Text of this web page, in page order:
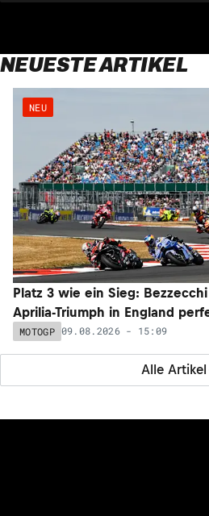
NEUESTE ARTIKEL
Alle Artikel
NEU
Platz 3 wie ein Sieg:
Aprilia-Triumph in England
MOTOGP 09.08.2026 - 15:09